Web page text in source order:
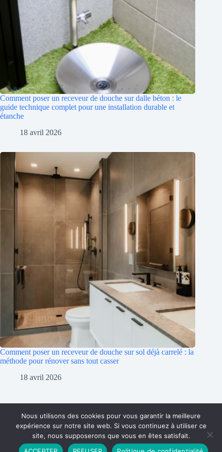
Comment poser un receveur de douche sur dalle béton : le
guide technique complet pour une installation durable et
étanche
18 avril 2026
Comment poser un receveur de douche sur sol déjà carrelé : la
méthode pour rénover sans tout casser
18 avril 2026
Partenariat Contact
Politique de Confidentialité
Nous utilisons des cookies pour vous garantir la meilleure
expérience sur notre site web. Si vous continuez à utiliser ce
site, nous supposerons que vous en êtes satisfait.